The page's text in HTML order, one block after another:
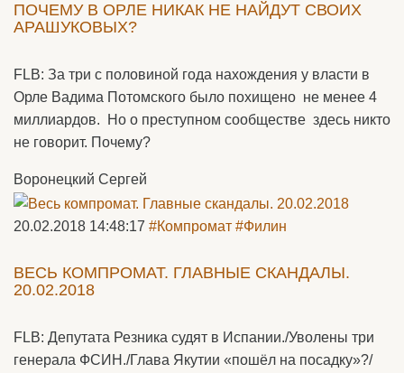
ПОЧЕМУ В ОРЛЕ НИКАК НЕ НАЙДУТ СВОИХ
АРАШУКОВЫХ?
FLB: За три с половиной года нахождения у власти в
Орле Вадима Потомского было похищено не менее 4
миллиардов. Но о преступном сообществе здесь никто
не говорит. Почему?
Воронецкий Сергей
20.02.2018 14:48:17 #Компромат #Филин
ВЕСЬ КОМПРОМАТ. ГЛАВНЫЕ СКАНДАЛЫ.
20.02.2018
FLB: Депутата Резника судят в Испании./Уволены три
генерала ФСИН./Глава Якутии «пошёл на посадку»?/